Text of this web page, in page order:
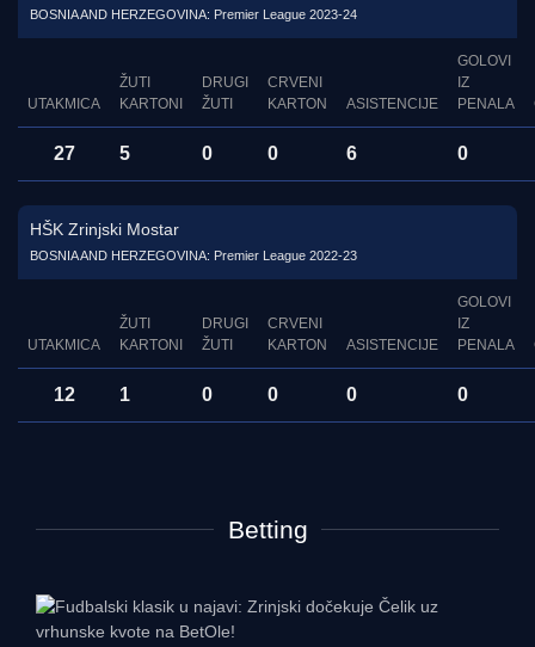
BOSNIA AND HERZEGOVINA: Premier League 2023-24
UTAKMICA
ŽUTI
KARTONI
DRUGI
ŽUTI
CRVENI
KARTON
ASISTENCIJE
GOLOVI
IZ
PENALA
27 5 0 0 6 0
HŠK Zrinjski Mostar
BOSNIA AND HERZEGOVINA: Premier League 2022-23
UTAKMICA
ŽUTI
KARTONI
DRUGI
ŽUTI
CRVENI
KARTON
ASISTENCIJE
GOLOVI
IZ
PENALA
12 1 0 0 0 0
Betting